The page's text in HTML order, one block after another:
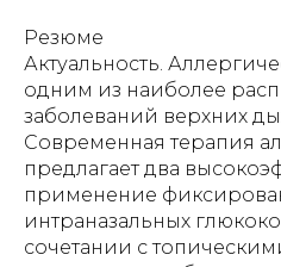
Резюме
Актуальность.
одним из наиболее
заболеваний верхних
Современная терапия
предлагает два
применение
интраназальных
сочетании с